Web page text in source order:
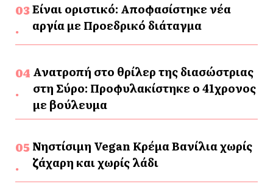
Είναι οριστικό: Αποφασίστηκε νέα
αργία με Προεδρικό διάταγμα
Ανατροπή στο θρίλερ της διασώστριας
στη Σύρο: Προφυλακίστηκε ο 41χρονος
με βούλευμα
Νηστίσιμη Vegan Κρέμα Βανίλια χωρίς
ζάχαρη και χωρίς λάδι